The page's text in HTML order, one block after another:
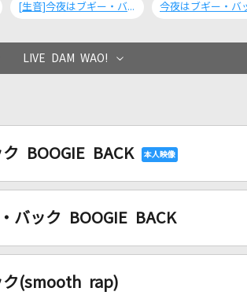
[生音]今夜はブギー・バック BOOGIE BACK
LIVE DAM WAO!
BOOGIE BACK
バック BOOGIE BACK
ク(smooth rap)